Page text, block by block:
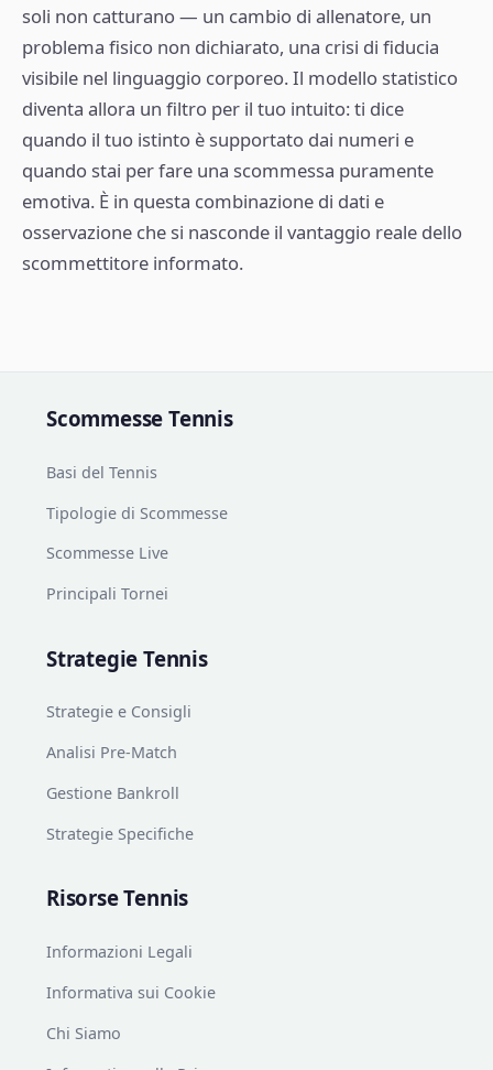
soli non catturano — un cambio di allenatore, un
problema fisico non dichiarato, una crisi di fiducia
visibile nel linguaggio corporeo. Il modello statistico
diventa allora un filtro per il tuo intuito: ti dice
quando il tuo istinto è supportato dai numeri e
quando stai per fare una scommessa puramente
emotiva. È in questa combinazione di dati e
osservazione che si nasconde il vantaggio reale dello
scommettitore informato.
Scommesse Tennis
Basi del Tennis
Tipologie di Scommesse
Scommesse Live
Principali Tornei
Strategie Tennis
Strategie e Consigli
Analisi Pre-Match
Gestione Bankroll
Strategie Specifiche
Risorse Tennis
Informazioni Legali
Informativa sui Cookie
Chi Siamo